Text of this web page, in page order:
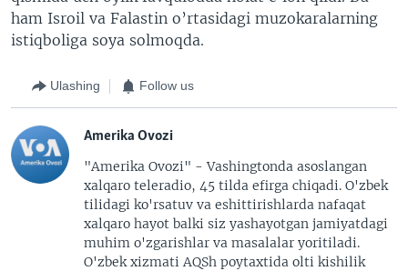
ham Isroil va Falastin o’rtasidagi muzokaralarning
istiqboliga soya solmoqda.
Ulashing Follow us
Amerika Ovozi
"Amerika Ovozi" - Vashingtonda asoslangan
xalqaro teleradio, 45 tilda efirga chiqadi. O'zbek
tilidagi ko'rsatuv va eshittirishlarda nafaqat
xalqaro hayot balki siz yashayotgan jamiyatdagi
muhim o'zgarishlar va masalalar yoritiladi.
O'zbek xizmati AQSh poytaxtida olti kishilik